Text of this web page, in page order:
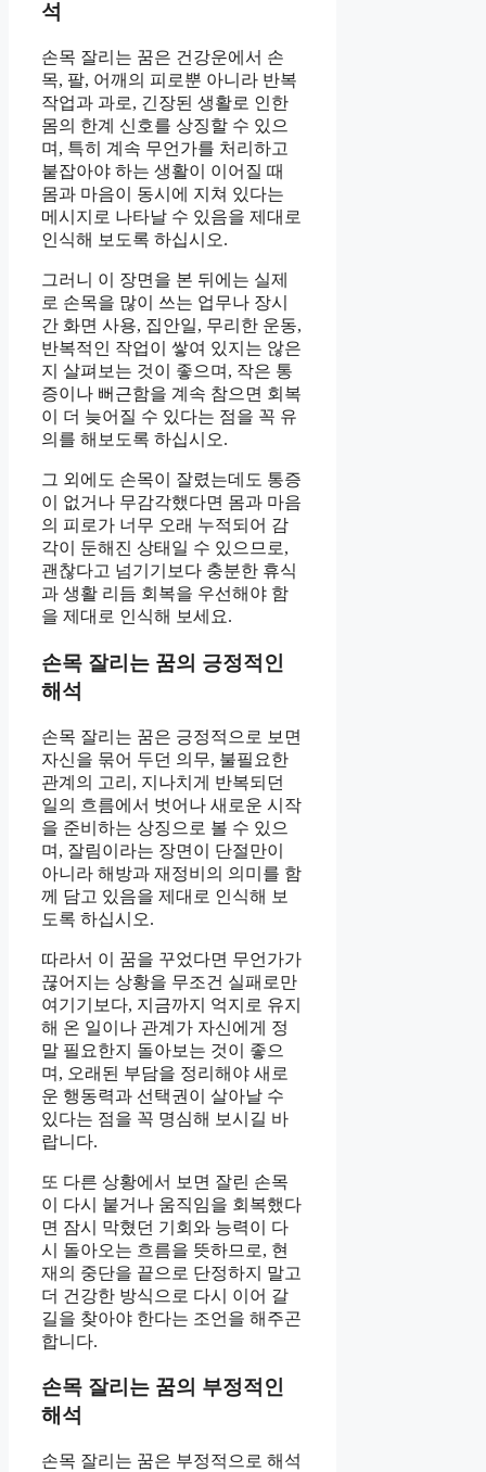
석
손목 잘리는 꿈은 건강운에서 손
목, 팔, 어깨의 피로뿐 아니라 반복
작업과 과로, 긴장된 생활로 인한
몸의 한계 신호를 상징할 수 있으
며, 특히 계속 무언가를 처리하고
붙잡아야 하는 생활이 이어질 때
몸과 마음이 동시에 지쳐 있다는
메시지로 나타날 수 있음을 제대로
인식해 보도록 하십시오.
그러니 이 장면을 본 뒤에는 실제
로 손목을 많이 쓰는 업무나 장시
간 화면 사용, 집안일, 무리한 운동,
반복적인 작업이 쌓여 있지는 않은
지 살펴보는 것이 좋으며, 작은 통
증이나 뻐근함을 계속 참으면 회복
이 더 늦어질 수 있다는 점을 꼭 유
의를 해보도록 하십시오.
그 외에도 손목이 잘렸는데도 통증
이 없거나 무감각했다면 몸과 마음
의 피로가 너무 오래 누적되어 감
각이 둔해진 상태일 수 있으므로,
괜찮다고 넘기기보다 충분한 휴식
과 생활 리듬 회복을 우선해야 함
을 제대로 인식해 보세요.
손목 잘리는 꿈의 긍정적인
해석
손목 잘리는 꿈은 긍정적으로 보면
자신을 묶어 두던 의무, 불필요한
관계의 고리, 지나치게 반복되던
일의 흐름에서 벗어나 새로운 시작
을 준비하는 상징으로 볼 수 있으
며, 잘림이라는 장면이 단절만이
아니라 해방과 재정비의 의미를 함
께 담고 있음을 제대로 인식해 보
도록 하십시오.
따라서 이 꿈을 꾸었다면 무언가가
끊어지는 상황을 무조건 실패로만
여기기보다, 지금까지 억지로 유지
해 온 일이나 관계가 자신에게 정
말 필요한지 돌아보는 것이 좋으
며, 오래된 부담을 정리해야 새로
운 행동력과 선택권이 살아날 수
있다는 점을 꼭 명심해 보시길 바
랍니다.
또 다른 상황에서 보면 잘린 손목
이 다시 붙거나 움직임을 회복했다
면 잠시 막혔던 기회와 능력이 다
시 돌아오는 흐름을 뜻하므로, 현
재의 중단을 끝으로 단정하지 말고
더 건강한 방식으로 다시 이어 갈
길을 찾아야 한다는 조언을 해주곤
합니다.
손목 잘리는 꿈의 부정적인
해석
손목 잘리는 꿈은 부정적으로 해석